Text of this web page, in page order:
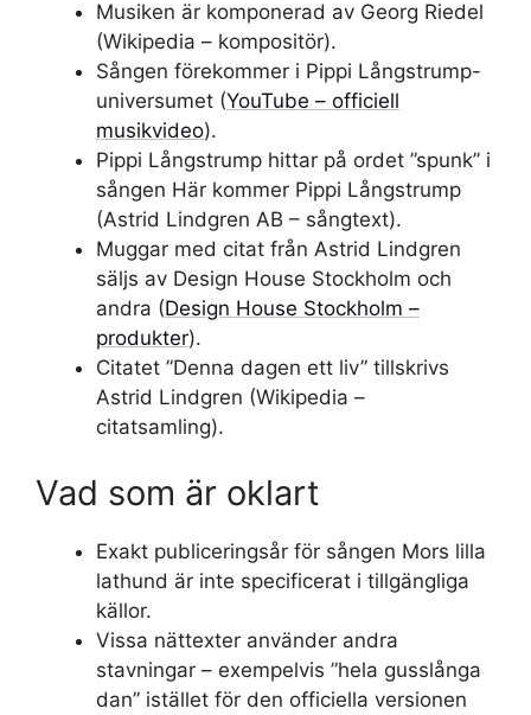
Musiken är komponerad av Georg Riedel
(Wikipedia – kompositör).
Sången förekommer i Pippi Långstrump-
universumet (YouTube – officiell
musikvideo).
Pippi Långstrump hittar på ordet ”spunk” i
sången Här kommer Pippi Långstrump
(Astrid Lindgren AB – sångtext).
Muggar med citat från Astrid Lindgren
säljs av Design House Stockholm och
andra (Design House Stockholm –
produkter).
Citatet ”Denna dagen ett liv” tillskrivs
Astrid Lindgren (Wikipedia –
citatsamling).
Vad som är oklart
Exakt publiceringsår för sången Mors lilla
lathund är inte specificerat i tillgängliga
källor.
Vissa nättexter använder andra
stavningar – exempelvis ”hela gusslånga
dan” istället för den officiella versionen